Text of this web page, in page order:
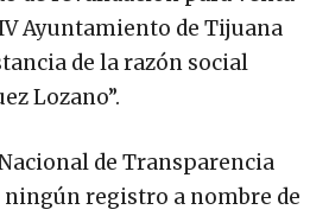
Ayuntamiento de Tijuana
de la razón social
Lozano”.
de Transparencia
registro a nombre de